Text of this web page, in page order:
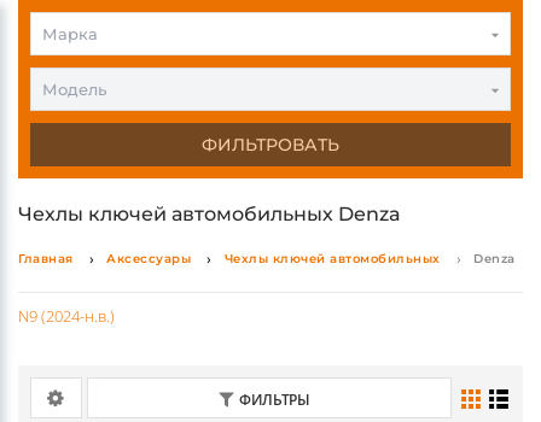
Марка
Модель
ФИЛЬТРОВАТЬ
Чехлы ключей автомобильных Denza
Главная Аксессуары Чехлы ключей автомобильных Denza
N9 (2024-н.в.)
ФИЛЬТРЫ